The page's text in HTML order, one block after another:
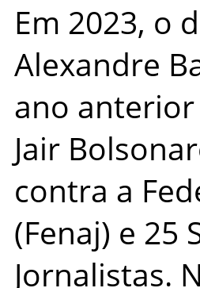
Em 2023, o
Alexandre
ano
Jair
contra a
(Fenaj) e 25
Jornalistas.